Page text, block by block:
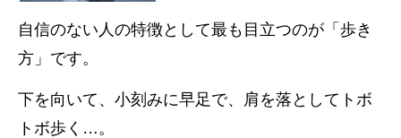
自信のない人の特徴として最も目立つのが「歩き
方」です。
下を向いて、小刻みに早足で、肩を落としてトボ
トボ歩く…。